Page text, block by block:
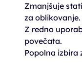
Zmanjšuje
za oblikovanje.
Z redno
povečata.
Popolna izbira